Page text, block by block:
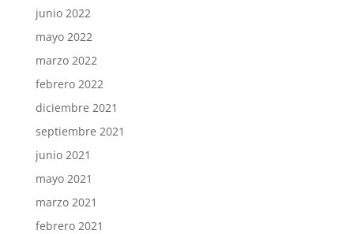
junio 2022
mayo 2022
marzo 2022
febrero 2022
diciembre 2021
septiembre 2021
junio 2021
mayo 2021
marzo 2021
febrero 2021